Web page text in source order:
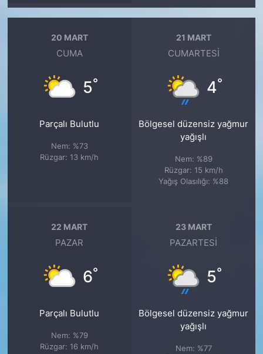
20 MART
CUMA
5°
Parçalı Bulutlu
Nem: %73
Rüzgar: 13 km/h
21 MART
CUMARTESI
4°
Bölgesel düzensiz yağmur
yağışlı
Nem: %89
Rüzgar: 15 km/h
Yağış Olasılığı: %88
22 MART
PAZAR
6°
Parçalı Bulutlu
Nem: %79
Rüzgar: 16 km/h
23 MART
PAZARTESI
5°
Bölgesel düzensiz yağmur
yağışlı
Nem: %77